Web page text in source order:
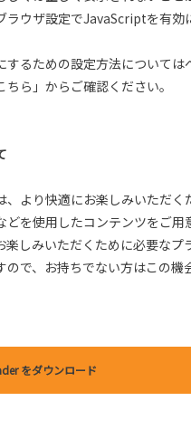
ラウザ設定でJavaScriptを有効
るための設定方法については
ちら」からご確認ください。
、より快適にお楽しみいただく
どを使用したコンテンツをご用
楽しみいただくために必要なプ
ので、お持ちでない方はこの機
をダウンロード